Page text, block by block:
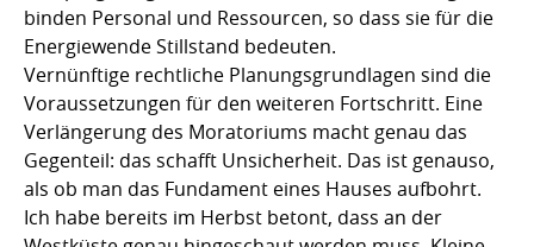
binden Personal und Ressourcen, so dass sie für die
Energiewende Stillstand bedeuten.
Vernünftige rechtliche Planungsgrundlagen sind die
Voraussetzungen für den weiteren Fortschritt. Eine
Verlängerung des Moratoriums macht genau das
Gegenteil: das schafft Unsicherheit. Das ist genauso,
als ob man das Fundament eines Hauses aufbohrt.
Ich habe bereits im Herbst betont, dass an der